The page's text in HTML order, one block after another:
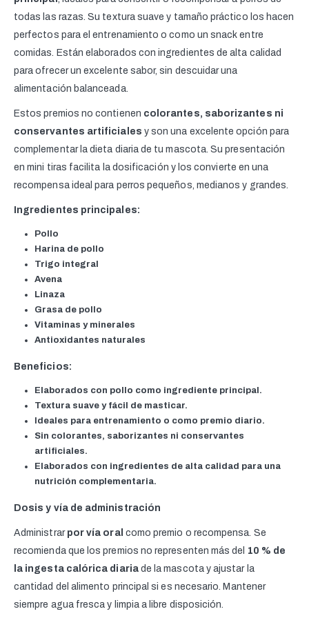
todas las razas. Su textura suave y tamaño práctico los hacen
perfectos para el entrenamiento o como un snack entre
comidas. Están elaborados con ingredientes de alta calidad
para ofrecer un excelente sabor, sin descuidar una
alimentación balanceada.
Estos premios no contienen colorantes, saborizantes ni
conservantes artificiales y son una excelente opción para
complementar la dieta diaria de tu mascota. Su presentación
en mini tiras facilita la dosificación y los convierte en una
recompensa ideal para perros pequeños, medianos y grandes.
Ingredientes principales:
Pollo
Harina de pollo
Trigo integral
Avena
Linaza
Grasa de pollo
Vitaminas y minerales
Antioxidantes naturales
Beneficios:
Elaborados con pollo como ingrediente principal.
Textura suave y fácil de masticar.
Ideales para entrenamiento o como premio diario.
Sin colorantes, saborizantes ni conservantes
artificiales.
Elaborados con ingredientes de alta calidad para una
nutrición complementaria.
Dosis y vía de administración
Administrar por vía oral como premio o recompensa. Se
recomienda que los premios no representen más del 10 % de
la ingesta calórica diariade la mascota y ajustar la
cantidad del alimento principal si es necesario. Mantener
siempre agua fresca y limpia a libre disposición.